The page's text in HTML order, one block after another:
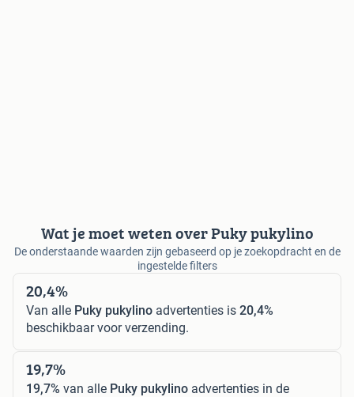
Wat je moet weten over Puky pukylino
De onderstaande waarden zijn gebaseerd op je zoekopdracht en de
ingestelde filters
20,4%
Van alle Puky pukylino advertenties is 20,4%
beschikbaar voor verzending.
19,7%
19,7% van alle Puky pukylino advertenties in de